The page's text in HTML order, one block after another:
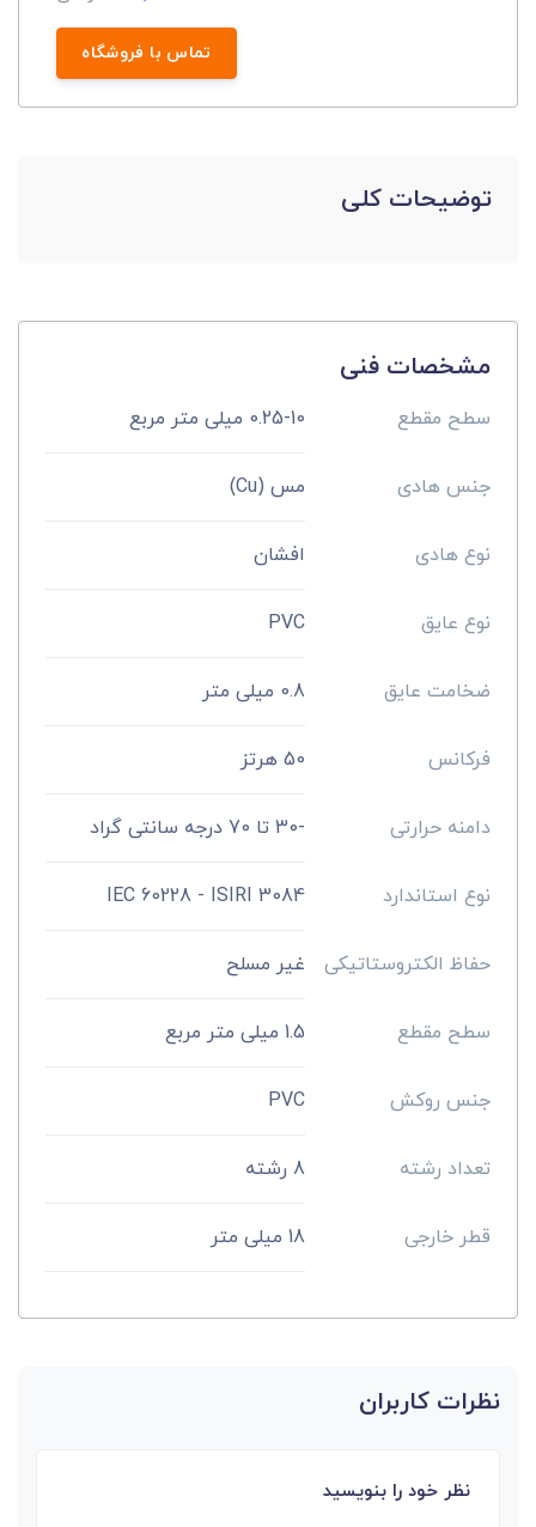
تماس با فروشگاه
توضیحات کلی
مشخصات فنی
سطح مقطع 0.25-10 میلی متر مربع
جنس هادی مس (Cu)
نوع هادی افشان
نوع عایق PVC
ضخامت عایق 0.8 میلی متر
فرکانس 50 هرتز
دامنه حرارتی -30 تا 70 درجه سانتی گراد
نوع استاندارد IEC 60228 - ISIRI 3084
حفاظ الکتروستاتیکی غیر مسلح
سطح مقطع 1.5 میلی متر مربع
جنس روکش PVC
تعداد رشته 8 رشته
قطر خارجی 18 میلی‌ متر
نظرات کاربران
نظر خود را بنویسید